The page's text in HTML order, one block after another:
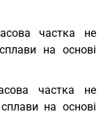
частка не
на основі
частка не
на основі